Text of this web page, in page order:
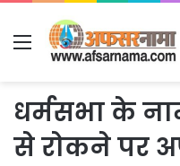
Menu
धर्मसभा के
से रोकने पर